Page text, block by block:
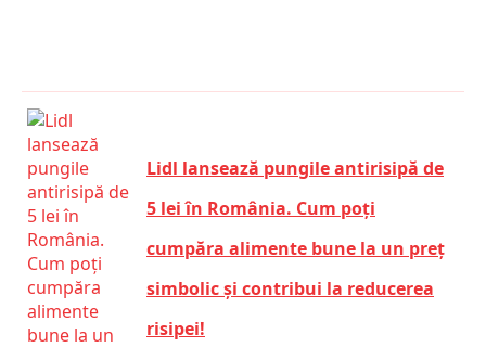
Lidl lansează pungile antirisipă de
5 lei în România. Cum poți
cumpăra alimente bune la un preț
simbolic și contribui la reducerea
risipei!